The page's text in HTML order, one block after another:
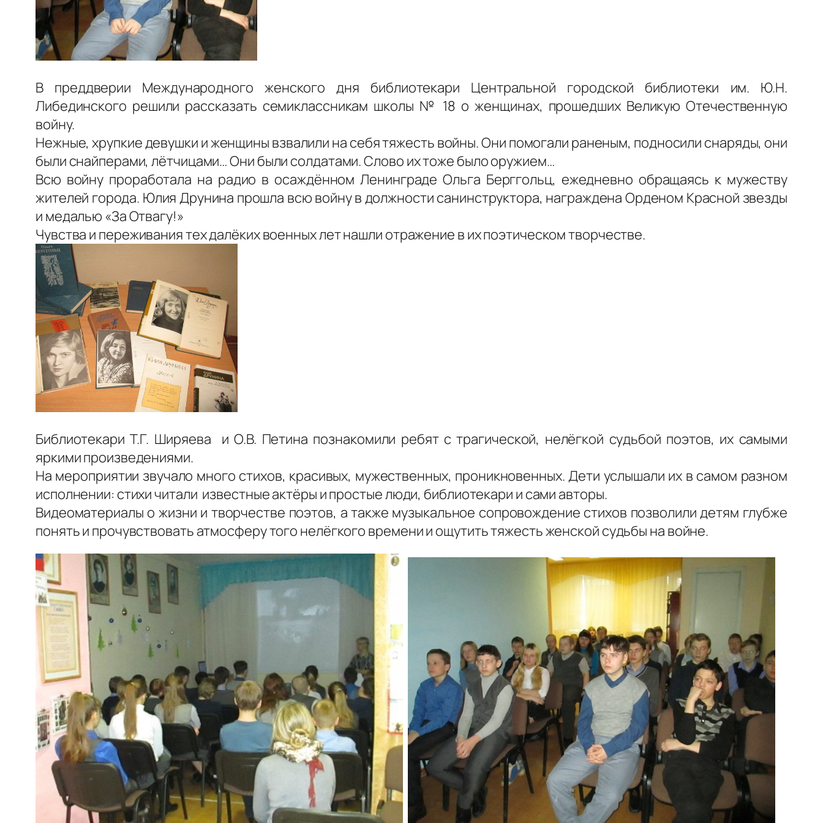
В преддверии Международного женского дня библиотекари Центральной городской библиотеки им. Ю.Н.
Либединского решили рассказать семиклассникам школы № 18 о женщинах, прошедших Великую Отечественную
войну.
Нежные, хрупкие девушки и женщины взвалили на себя тяжесть войны. Они помогали раненым, подносили снаряды, они
были снайперами, лётчицами… Они были солдатами. Слово их тоже было оружием…
Всю войну проработала на радио в осаждённом Ленинграде Ольга Берггольц, ежедневно обращаясь к мужеству
жителей города. Юлия Друнина прошла всю войну в должности санинструктора, награждена Орденом Красной звезды
и медалью «За Отвагу!»
Чувства и переживания тех далёких военных лет нашли отражение в их поэтическом творчестве.
Библиотекари Т.Г. Ширяева и О.В. Петина познакомили ребят с трагической, нелёгкой судьбой поэтов, их самыми
яркими произведениями.
На мероприятии звучало много стихов, красивых, мужественных, проникновенных. Дети услышали их в самом разном
исполнении: стихи читали известные актёры и простые люди, библиотекари и сами авторы.
Видеоматериалы о жизни и творчестве поэтов, а также музыкальное сопровождение стихов позволили детям глубже
понять и прочувствовать атмосферу того нелёгкого времени и ощутить тяжесть женской судьбы на войне.